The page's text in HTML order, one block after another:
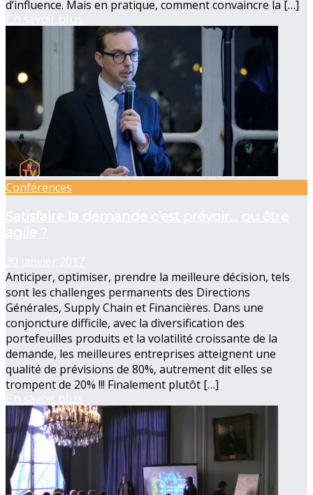
d’influence. Mais en pratique, comment convaincre la […]
Conférences
Anticiper, optimiser, prendre la meilleure décision, tels
sont les challenges permanents des Directions
Générales, Supply Chain et Financières. Dans une
conjoncture difficile, avec la diversification des
portefeuilles produits et la volatilité croissante de la
demande, les meilleures entreprises atteignent une
qualité de prévisions de 80%, autrement dit elles se
trompent de 20% !!! Finalement plutôt […]